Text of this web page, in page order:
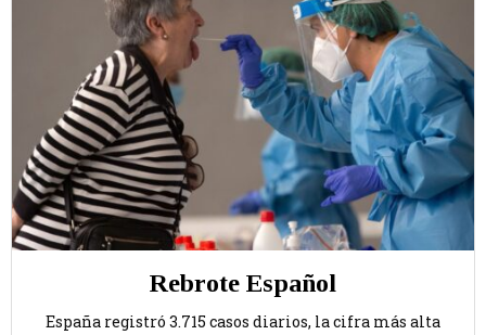
Rebrote Español
España registró 3.715 casos diarios, la cifra más alta